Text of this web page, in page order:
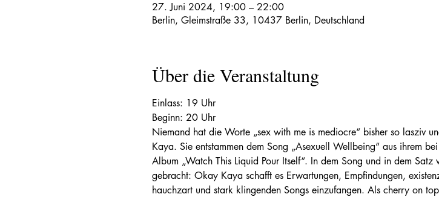
27. Juni 2024, 19:00 – 22:00
Berlin, Gleimstraße 33, 10437 Berlin, Deutschland
Über die Veranstaltung
Einlass: 19 Uhr
Beginn: 20 Uhr
Niemand hat die Worte „sex with me is mediocre“ bisher so lasziv
Kaya. Sie entstammen dem Song „Asexuell Wellbeing“ aus ihrem
Album „Watch This Liquid Pour Itself“. In dem Song und in dem
gebracht: Okay Kaya schafft es Erwartungen, Empfindungen,
hauchzart und stark klingenden Songs einzufangen. Als cherry on